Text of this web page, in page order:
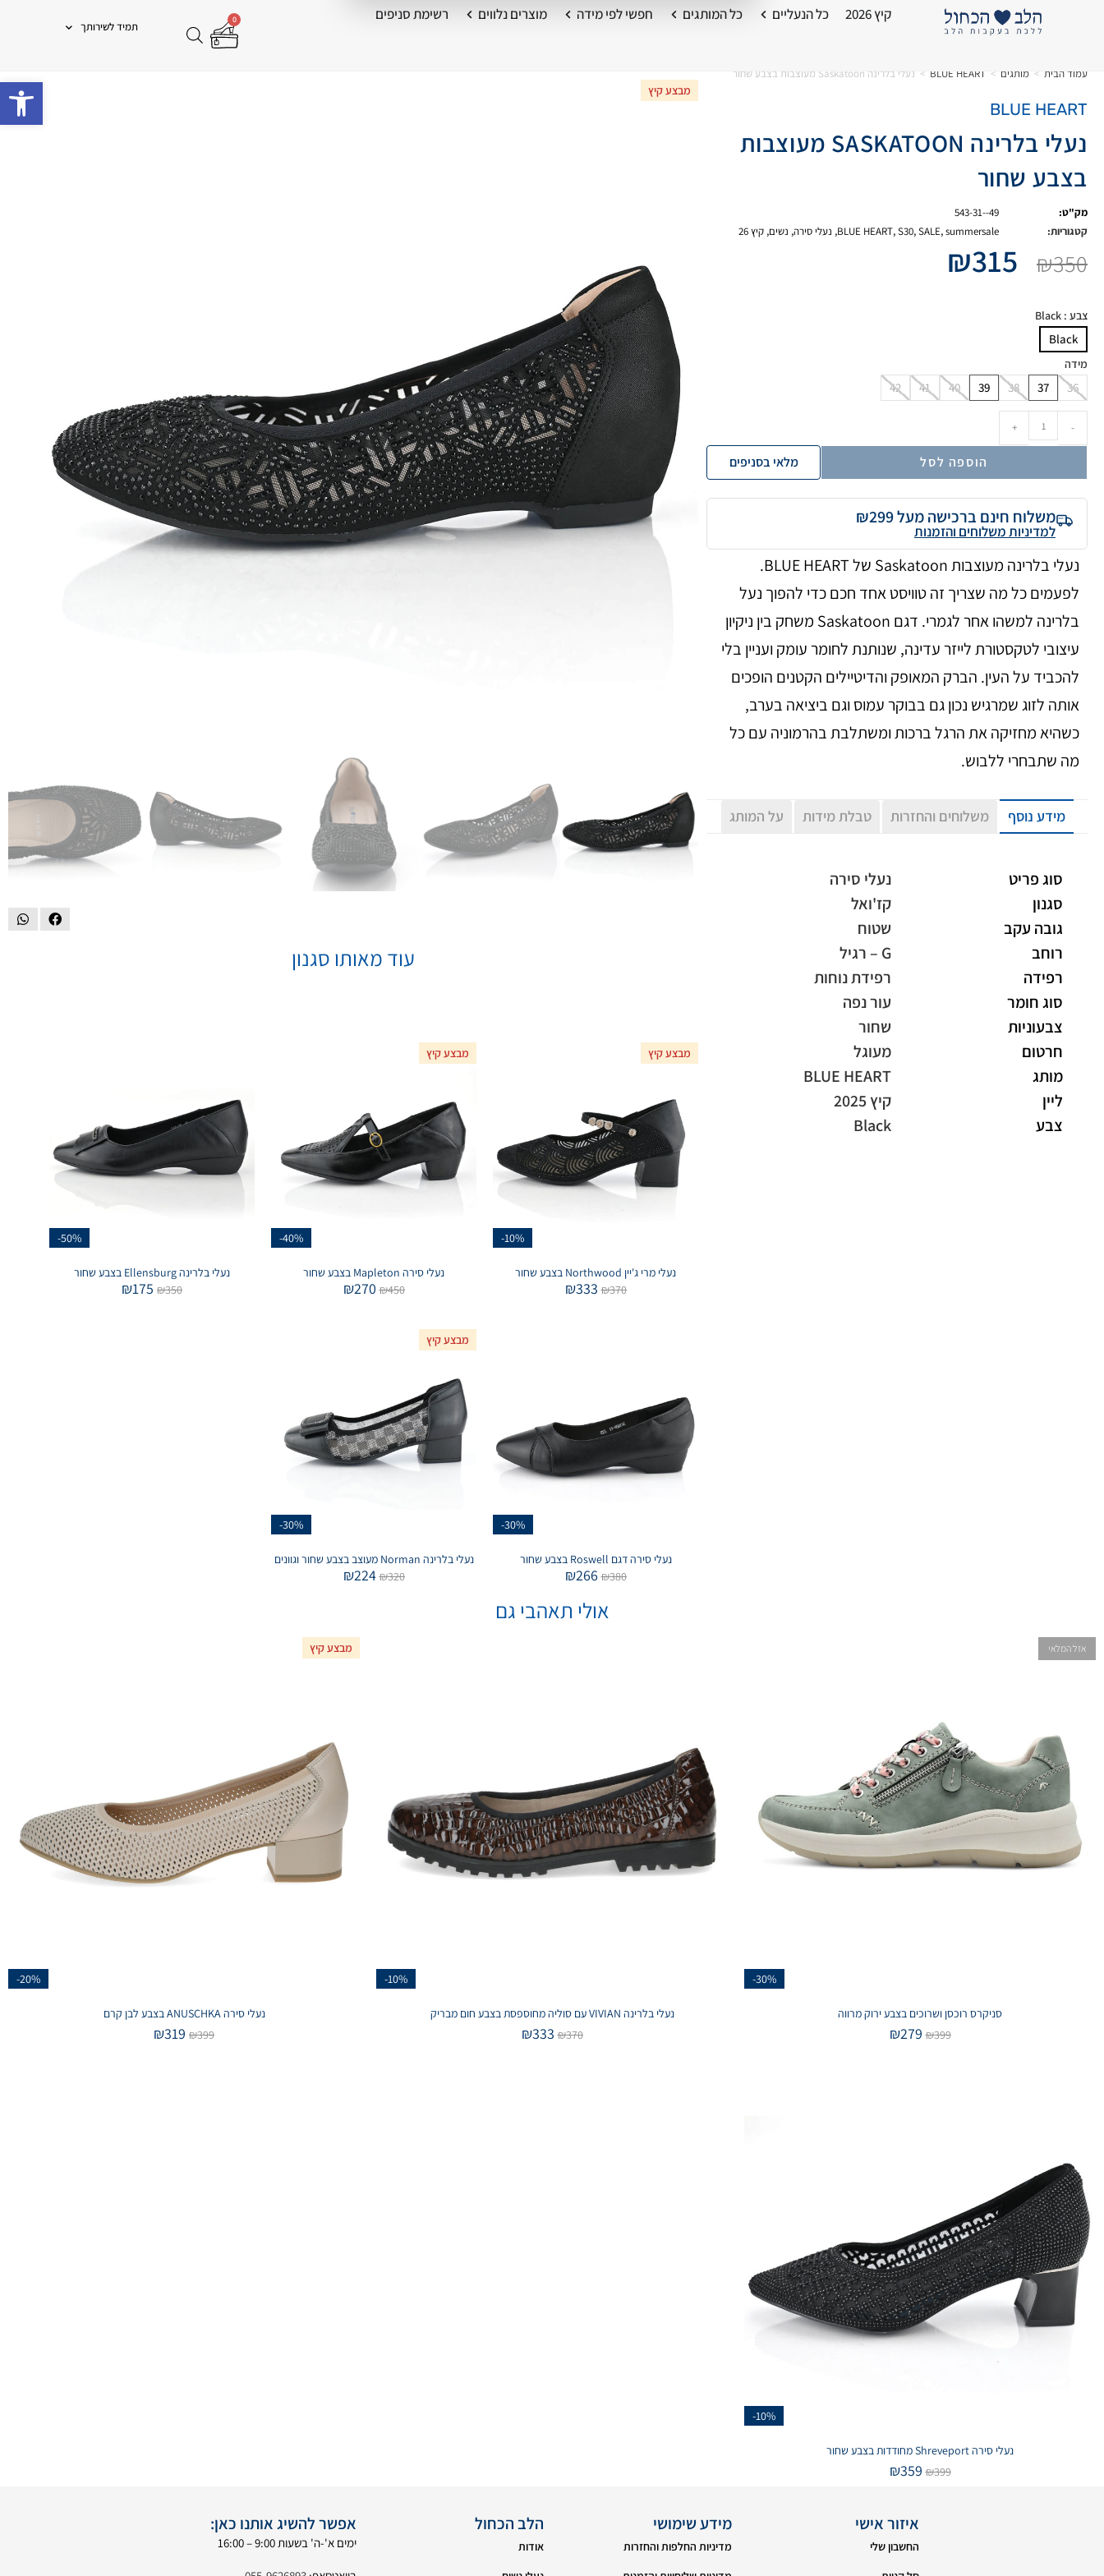
קיץ 2026 כל הנעליים כל המותגים חפשי לפי מידה מוצרים נלווים רשימת סניפים 0
תמיד לשירותך
עמוד הבית > מותגים >
BLUE HEART
> נעלי בלרינה Saskatoon מעוצבות בצבע שחור
BLUE HEART
נעלי בלרינה SASKATOON מעוצבות
בצבע שחור
מק"ט:
543-31--49
קטגוריות:
BLUE HEART,S30,SALE,summersale
, נעלי סירה, נשים, קיץ 26
₪350
₪315
צבע : Black
Black
מידה
36
37
38
39
40
41
42
-
+
הוספה לסל מלאי בסניפים
משלוח חינם ברכישה מעל ₪299
למדיניות משלוחים והזמנות
נעלי בלרינה מעוצבות Saskatoon של BLUE HEART.
לפעמים כל מה שצריך זה טוויסט אחד חכם כדי להפוך נעל
בלרינה למשהו אחר לגמרי. דגם Saskatoon משחק בין ניקיון
עיצובי לטקסטורת לייזר עדינה, שנותנת לחומר עומק ועניין בלי
להכביד על העין. הברק המאופק והדיטיילים הקטנים הופכים
אותה לזוג שמרגיש נכון גם בבוקר עמוס וגם ביציאה בערב,
כשהיא מחזיקה את הרגל ברכות ומשתלבת בהרמוניה עם כל
מה שתבחרי ללבוש.
מידע נוסף משלוחים והחזרות טבלת מידות על המותג
סוג פריט
נעלי סירה
סגנון
קז'ואל
גובה עקב
שטוח
רוחב
G – רגיל
רפידה
רפידת נוחות
סוג חומר
עור נפה
צבעוניות
שחור
חרטום
מעוגל
מותג
BLUE HEART
ליין
קיץ 2025
צבע
Black
מבצע קיץ
עוד מאותו סגנון
מבצע קיץ
-10%
נעלי מרי ג'יין Northwood בצבע שחור
₪370
₪333
מבצע קיץ
-40%
נעלי סירה Mapleton בצבע שחור
₪450
₪270
-50%
נעלי בלרינה Ellensburg בצבע שחור
₪350
₪175
-30%
נעלי סירה דגם Roswell בצבע שחור
₪380
₪266
מבצע קיץ
-30%
נעלי בלרינה Norman מעוצב בצבע שחור וגוונים
₪320
₪224
אולי תאהבי גם
-30%
אזל המלאי
סניקרס רוכסן ושרוכים בצבע ירוק מרווה
₪399
₪279
-10%
נעלי בלרינה VIVIAN עם סוליה מחוספסת בצבע חום מבריק
₪370
₪333
מבצע קיץ
-20%
נעלי סירה ANUSCHKA בצבע לבן קרם
₪399
₪319
-10%
נעלי סירה Shreveport מחודדות בצבע שחור
₪399
₪359
איזור אישי
החשבון שלי
מידע שימושי
מדיניות החלפות והחזרות
הלב הכחול
אודות
אפשר להשיג אותנו כאן:
ימים א'-ה' בשעות 9:00 – 16:00